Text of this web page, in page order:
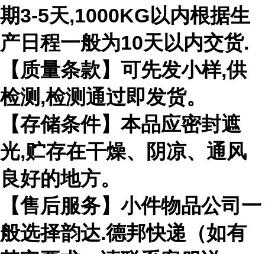
期3-5天,1000KG以内根据生
产日程一般为10天以内交货.
【质量条款】可先发小样,供
检测,检测通过即发货。
【存储条件】本品应密封遮
光,贮存在干燥、阴凉、通风
良好的地方。
【售后服务】小件物品公司一
般选择韵达.德邦快递（如有